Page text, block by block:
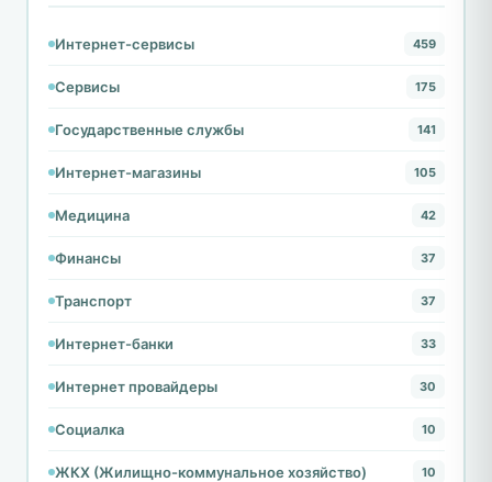
Интернет-сервисы 459
Сервисы 175
Государственные службы 141
Интернет-магазины 105
Медицина 42
Финансы 37
Транспорт 37
Интернет-банки 33
Интернет провайдеры 30
Социалка 10
ЖКХ (Жилищно-коммунальное хозяйство) 10